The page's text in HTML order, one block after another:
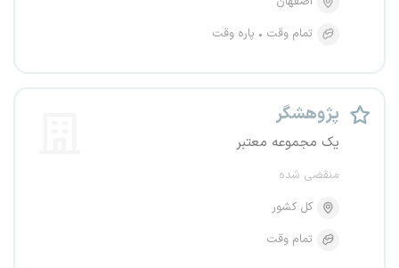
تمام وقت
پاره وقت
پژوهشگر
یک مجموعه معتبر
منقضی شده
کل کشور
تمام وقت